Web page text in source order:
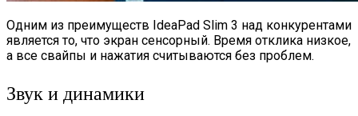
Одним из преимуществ IdeaPad Slim 3 над конкурентами
является то, что экран сенсорный. Время отклика низкое,
а все свайпы и нажатия считываются без проблем.
Звук и динамики